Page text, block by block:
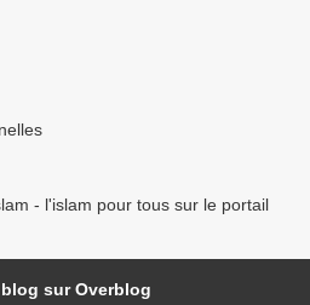
- l'islam pour tous sur le portail
sur Overblog